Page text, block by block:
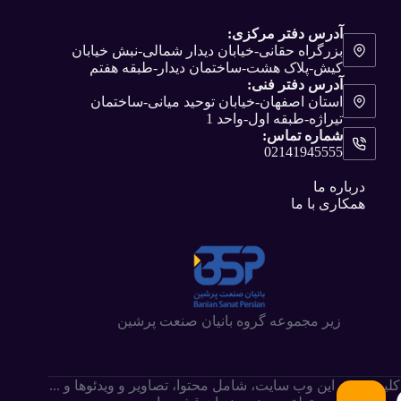
آدرس دفتر مرکزی:
بزرگراه حقانی-خیابان دیدار شمالی-نبش خیابان
کیش-پلاک هشت-ساختمان دیدار-طبقه هفتم
آدرس دفتر فنی:
استان اصفهان-خیابان توحید میانی-ساختمان
تیراژه-طبقه اول-واحد 1
شماره تماس:
02141945555
درباره ما
همکاری با ما
زیر مجموعه گروه بانیان صنعت پرشین
کلیه حقوق این وب سایت،‌ شامل محتوا، تصاویر و ویدئوها و ...